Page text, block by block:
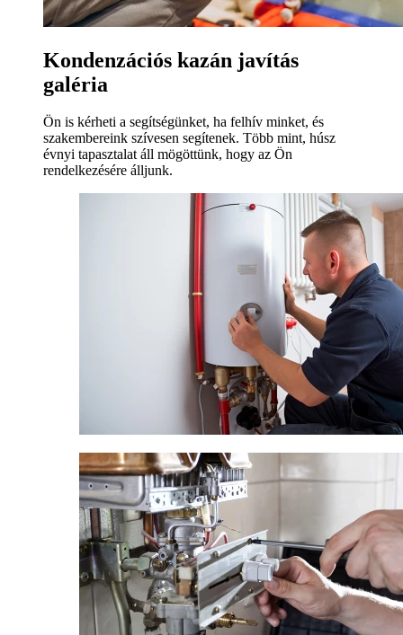
Kondenzációs kazán javítás
galéria
Ön is kérheti a segítségünket, ha felhív minket, és
szakembereink szívesen segítenek. Több mint, húsz
évnyi tapasztalat áll mögöttünk, hogy az Ön
rendelkezésére álljunk.